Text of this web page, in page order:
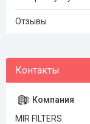
Отзывы
MIR FILTERS